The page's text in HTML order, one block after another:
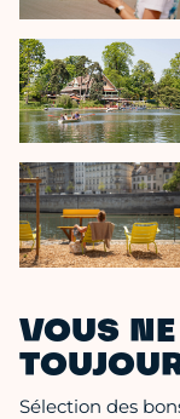
VOUS
Sélection des